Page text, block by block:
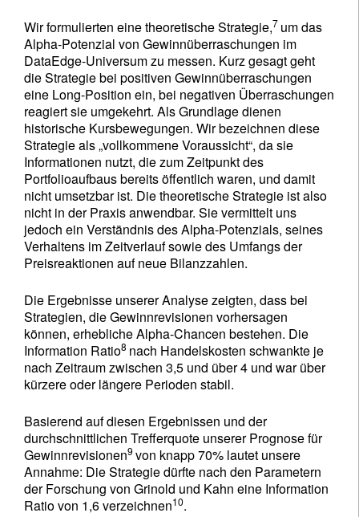
Wir formulierten eine theoretische Strategie,7 um das
Alpha-Potenzial von Gewinnüberraschungen im
DataEdge-Universum zu messen. Kurz gesagt geht
die Strategie bei positiven Gewinnüberraschungen
eine Long-Position ein, bei negativen Überraschungen
reagiert sie umgekehrt. Als Grundlage dienen
historische Kursbewegungen. Wir bezeichnen diese
Strategie als „vollkommene Voraussicht“, da sie
Informationen nutzt, die zum Zeitpunkt des
Portfolioaufbaus bereits öffentlich waren, und damit
nicht umsetzbar ist. Die theoretische Strategie ist also
nicht in der Praxis anwendbar. Sie vermittelt uns
jedoch ein Verständnis des Alpha-Potenzials, seines
Verhaltens im Zeitverlauf sowie des Umfangs der
Preisreaktionen auf neue Bilanzzahlen.
Die Ergebnisse unserer Analyse zeigten, dass bei
Strategien, die Gewinnrevisionen vorhersagen
können, erhebliche Alpha-Chancen bestehen. Die
Information Ratio8 nach Handelskosten schwankte je
nach Zeitraum zwischen 3,5 und über 4 und war über
kürzere oder längere Perioden stabil.
Basierend auf diesen Ergebnissen und der
durchschnittlichen Trefferquote unserer Prognose für
Gewinnrevisionen9 von knapp 70% lautet unsere
Annahme: Die Strategie dürfte nach den Parametern
der Forschung von Grinold und Kahn eine Information
Ratio von 1,6 verzeichnen10.